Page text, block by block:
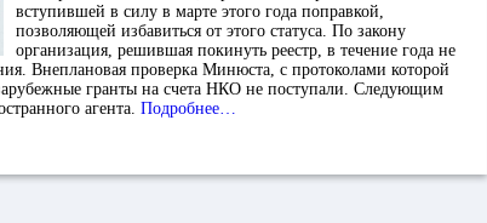
вступившей в силу в марте этого года поправкой,
позволяющей избавиться от этого статуса. По закону
организация, решившая покинуть реестр, в течение года не
Внеплановая проверка Минюста, с протоколами которой
гранты на счета НКО не поступали. Следующим
агента. Подробнее…